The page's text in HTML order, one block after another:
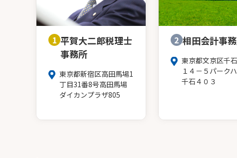
1 平賀大二郎税理士
事務所
東京都新宿区高田馬場1
丁目31番8号高田馬場
ダイカンプラザ805
2 相田会計事
東京都文京区千
１４－５パーク
千石４０３